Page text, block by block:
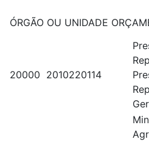
ÓRGÃO OU UNIDADE
20000 2010220114